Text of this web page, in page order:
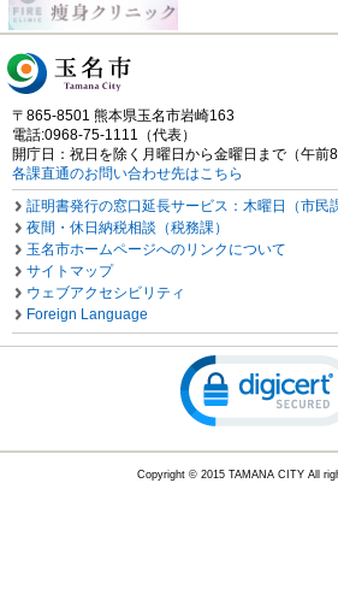
〒865-8501 熊本県玉名市岩崎163
電話:0968-75-1111（代表）
開庁日：祝日を除く月曜日から金曜日まで（午前
各課直通のお問い合わせ先はこちら
証明書発行の窓口延長サービス：木曜日（市民
夜間・休日納税相談（税務課）
玉名市ホームページへのリンクについて
サイトマップ
ウェブアクセシビリティ
Foreign Language
Copyright © 2015 TAMANA CITY All